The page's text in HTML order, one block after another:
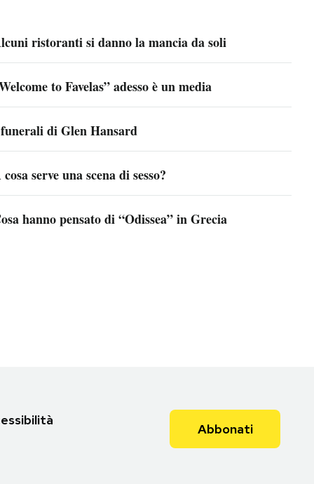
ristoranti si danno la mancia da soli
to Favelas” adesso è un media
di Glen Hansard
cosa serve una scena di sesso?
hanno pensato di “Odissea” in Grecia
Abbonati